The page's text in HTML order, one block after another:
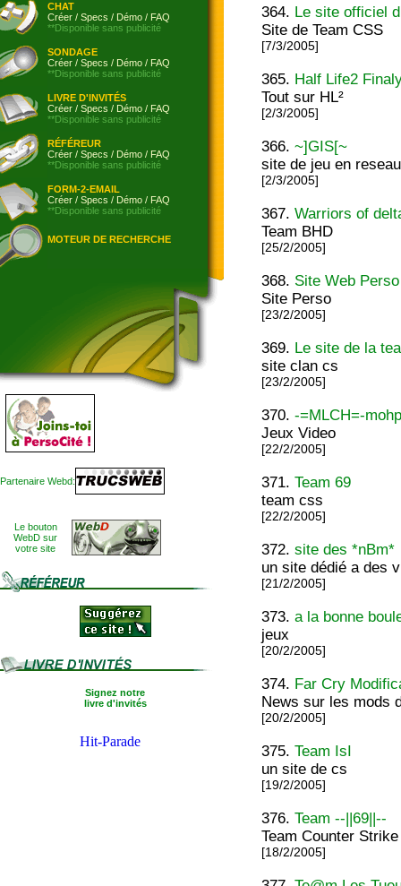
CHAT
Créer / Specs / Démo / FAQ
**Disponible sans publicité
SONDAGE
Créer / Specs / Démo / FAQ
**Disponible sans publicité
LIVRE D'INVITÉS
Créer / Specs / Démo / FAQ
**Disponible sans publicité
RÉFÉREUR
Créer / Specs / Démo / FAQ
**Disponible sans publicité
FORM-2-EMAIL
Créer / Specs / Démo / FAQ
**Disponible sans publicité
MOTEUR DE RECHERCHE
Partenaire Webd:
Le bouton
WebD sur
votre site
Signez notre
livre d'invités
364. Le site officiel
Site de Team CSS
[7/3/2005]
365. Half Life2
Tout sur HL²
[2/3/2005]
366.~]GIS[~
site de jeu en reseau
[2/3/2005]
367.Warriors of
Team BHD
[25/2/2005]
368. Site Web
Site Perso
[23/2/2005]
369. Le site de la
site clan cs
[23/2/2005]
370.-=MLCH=-
Jeux Video
[22/2/2005]
371.Team 69
team css
[22/2/2005]
372.site des *nBm*
un site dédié a des
[21/2/2005]
373.a la bonne
jeux
[20/2/2005]
374. Far Cry
News sur les mods
[20/2/2005]
375.Team IsI
un site de cs
[19/2/2005]
376.Team --||69||--
Team Counter Strike
[18/2/2005]